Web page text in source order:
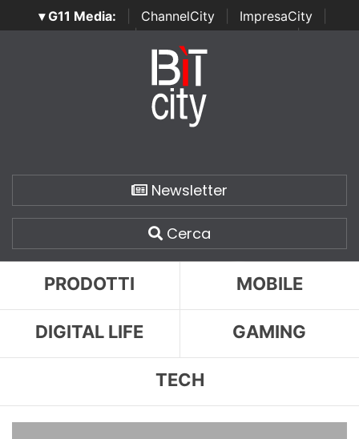
▾ G11 Media: ChannelCity ImpresaCity
SecurityOpenLab | Italian Channel Awards | Italian
Italian Security Awards
Newsletter
Cerca
PRODOTTI MOBILE
DIGITAL LIFE GAMING
TECH